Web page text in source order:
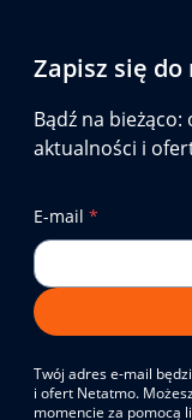
Zapisz się
Bądź na
aktualności i
E-mail *
Twój adres e-mail
i ofert Netatmo.
momencie za pomocą